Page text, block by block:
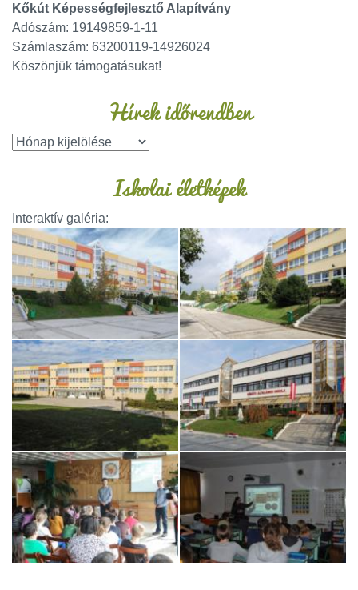
Kőkút Képességfejlesztő Alapítvány
Adószám: 19149859-1-11
Számlaszám: 63200119-14926024
Köszönjük támogatásukat!
Hírek időrendben
Iskolai életképek
Interaktív galéria: